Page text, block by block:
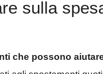
sulla
che possono